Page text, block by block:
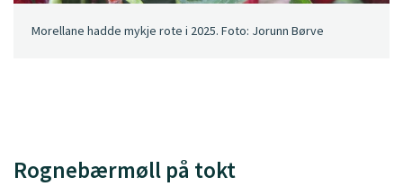
Morellane hadde mykje rote i 2025. Foto: Jorunn Børve
Rognebærmøll på tokt